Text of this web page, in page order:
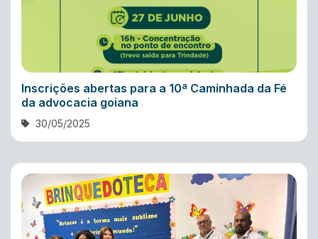
Inscrições abertas para a 10ª Caminhada da Fé
da advocacia goiana
30/05/2025